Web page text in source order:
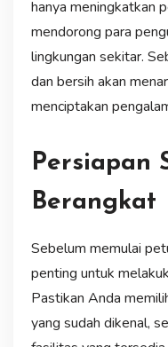
hanya meningkatkan
mendorong para
lingkungan sekitar.
dan bersih akan
menciptakan
Persiapan
Berangkat
Sebelum memulai
penting untuk
Pastikan Anda
yang sudah dikenal,